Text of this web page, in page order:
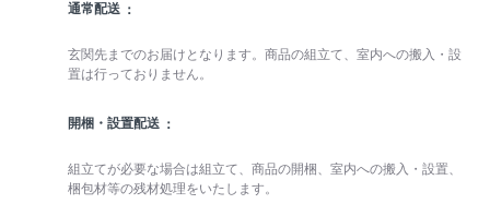
通常配送
玄関先までのお届けとなります。商品の組立て、室内への搬入・設
置は行っておりません。
開梱・設置配送
組立てが必要な場合は組立て、商品の開梱、室内への搬入・設置、
梱包材等の残材処理をいたします。